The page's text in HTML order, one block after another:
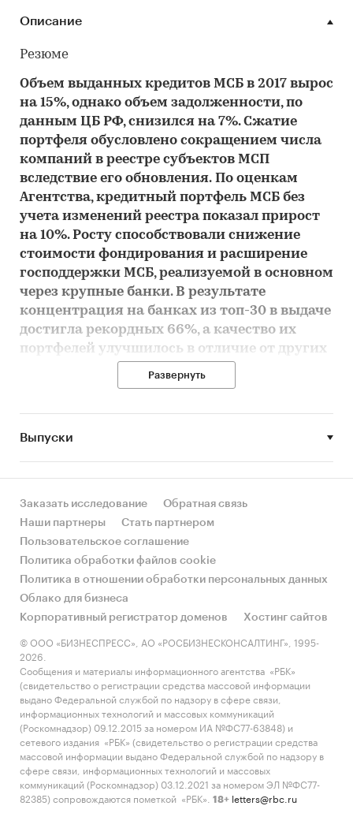
Описание
Резюме
Объем выданных кредитов МСБ в 2017 вырос
на 15%, однако объем задолженности, по
данным ЦБ РФ, снизился на 7%. Сжатие
портфеля обусловлено сокращением числа
компаний в реестре субъектов МСП
вследствие его обновления. По оценкам
Агентства, кредитный портфель МСБ без
учета изменений реестра показал прирост
на 10%. Росту способствовали снижение
стоимости фондирования и расширение
господдержки МСБ, реализуемой в основном
через крупные банки. В результате
концентрация на банках из топ-30 в выдаче
достигла рекордных 66%, а качество их
портфелей улучшилось в отличие от других
господдержки, по прогнозу Агентства,
оценке RAEX (Эксперт РА), показал рост на
10%. Так, без учета обновления единого
реестра субъектов МСП в августе прошлого
года объем задолженности малых и средних
предприятий за 2017 год, по нашим оценкам,
вырос до 4,9 трлн руб. Рост портфеля
коррелирует с динамикой выдач, объем
которых по итогам прошлого года оказался
наибольшим за последние три года и составил
6,1 трлн руб. Позитивный тренд обусловлен
продолжающимся снижением процентных
ставок по кредитам МСБ в течение 2017 года.
Кроме того, положительный эффект оказали
увеличение лимита по программе «Шесть с
половиной» и запуск новой программы
льготного кредитования МСБ под 6,5%. Доступ
Развернуть
Выпуски
Заказать исследование
Обратная связь
Наши партнеры
Стать партнером
Пользовательское соглашение
Политика обработки файлов cookie
Политика в отношении обработки персональных данных
Облако для бизнеса
Корпоративный регистратор доменов
Хостинг сайтов
© ООО «БИЗНЕСПРЕСС», АО «РОСБИЗНЕСКОНСАЛТИНГ», 1995-
2026.
Сообщения и материалы информационного агентства «РБК»
(свидетельство о регистрации средства массовой информации
выдано Федеральной службой по надзору в сфере связи,
информационных технологий и массовых коммуникаций
(Роскомнадзор) 09.12.2015 за номером ИА №ФС77-63848) и
сетевого издания «РБК» (свидетельство о регистрации средства
массовой информации выдано Федеральной службой по надзору в
сфере связи, информационных технологий и массовых
коммуникаций (Роскомнадзор) 03.12.2021 за номером ЭЛ №ФС77-
82385) сопровождаются пометкой «РБК».
18+ letters@rbc.ru